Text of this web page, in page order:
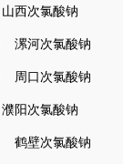
山西次氯酸钠
漯河次氯酸钠
周口次氯酸钠
濮阳次氯酸钠
鹤壁次氯酸钠